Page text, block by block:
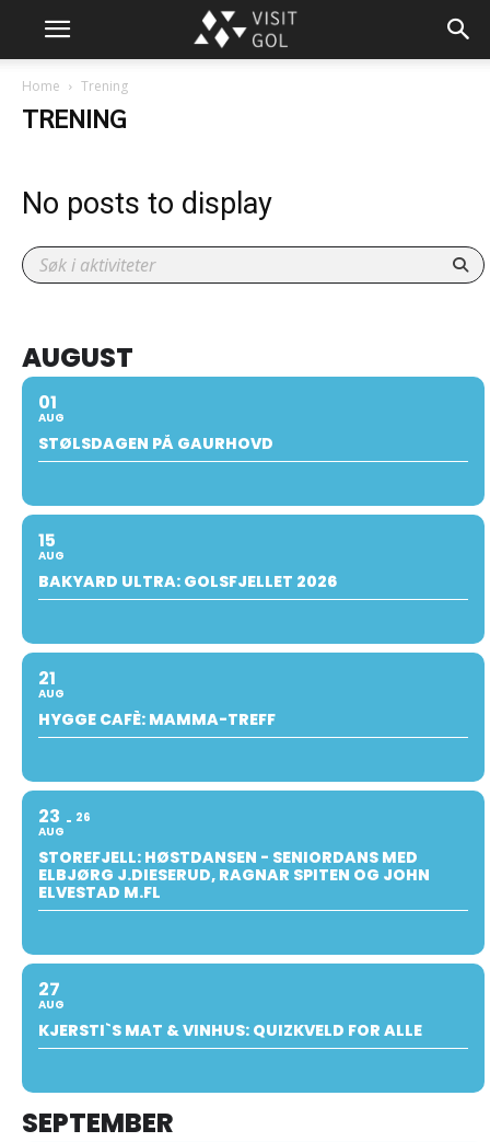
Home Trening
TRENING
No posts to display
AUGUST
01
AUG
STØLSDAGEN PÅ GAURHOVD
15
AUG
BAKYARD ULTRA: GOLSFJELLET 2026
21
AUG
HYGGE CAFÈ: MAMMA-TREFF
23
AUG
26
STOREFJELL: HØSTDANSEN - SENIORDANS MED
ELBJØRG J.DIESERUD, RAGNAR SPITEN OG JOHN
ELVESTAD M.FL
27
AUG
KJERSTI`S MAT & VINHUS: QUIZKVELD FOR ALLE
SEPTEMBER